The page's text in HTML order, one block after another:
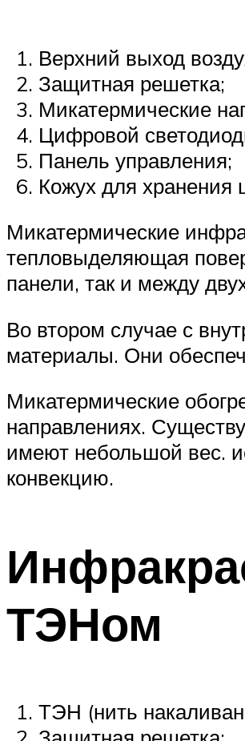
Верхний выход
Защитная решетка;
Микатермические
Цифровой
Панель управления;
Кожух для хранения
Микатермические
тепловыделяющая
панели, так и между
Во втором случае с
материалы. Они
Микатермические
направлениях.
имеют небольшой вес.
конвекцию.
ТЭНом
ТЭН (нить